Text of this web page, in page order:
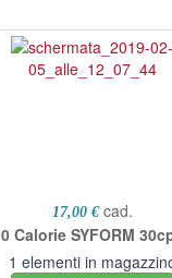
17,00 € cad.
0 Calorie SYFORM
1 elementi in